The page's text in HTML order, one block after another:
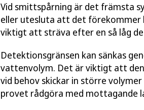
Vid smittspårning är det främsta
eller utesluta att det
viktigt att sträva efter en så låg
Detektionsgränsen kan sänkas
vattenvolym. Det är viktigt att
vid behov skickar in större
provet rådgöra med mottagande